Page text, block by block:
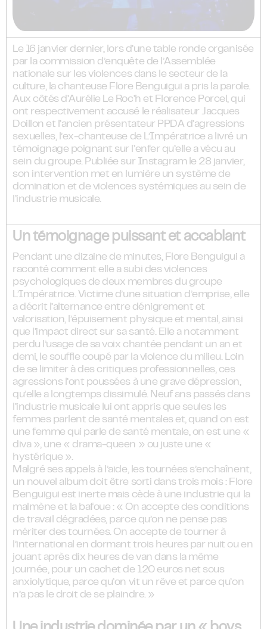
Le 16 janvier dernier, lors d’une table ronde organisée
par la commission d’enquête de l’Assemblée
nationale sur les violences dans le secteur de la
culture, la chanteuse Flore Benguigui a pris la parole.
Aux côtés d’Aurélie Le Roc’h et Florence Porcel, qui
ont respectivement accusé le réalisateur Jacques
Doillon et l’ancien présentateur PPDA d’agressions
sexuelles, l’ex-chanteuse de L’Impératrice a livré un
témoignage poignant sur l’enfer qu’elle a vécu au
sein du groupe. Publiée sur Instagram le 28 janvier,
son intervention met en lumière un système de
domination et de violences systémiques au sein de
l’industrie musicale.
Un témoignage puissant et accablant
Pendant une dizaine de minutes, Flore Benguigui a
raconté comment elle a subi des violences
psychologiques de deux membres du groupe
L’Impératrice. Victime d’une situation d’emprise, elle
a décrit l’alternance entre dénigrement et
valorisation, l’épuisement physique et mental, ainsi
que l’impact direct sur sa santé. Elle a notamment
perdu l’usage de sa voix chantée pendant un an et
demi, le souffle coupé par la violence du milieu. Loin
de se limiter à des critiques professionnelles, ces
agressions l’ont poussées à une grave dépression,
qu’elle a longtemps dissimulé. Neuf ans passés dans
l’industrie musicale lui ont appris que seules les
femmes parlent de santé mentales et, quand on est
une femme qui parle de santé mentale, on est une «
diva », une « drama-queen » ou juste une «
hystérique ».
Malgré ses appels à l’aide, les tournées s’enchaînent,
un nouvel album doit être sorti dans trois mois : Flore
Benguigui est inerte mais cède à une industrie qui la
malmène et la bafoue : « On accepte des conditions
de travail dégradées, parce qu’on ne pense pas
mériter des tournées. On accepte de tourner à
l’international en dormant trois heures par nuit ou en
jouant après dix heures de van dans la même
journée, pour un cachet de 120 euros net sous
anxiolytique, parce qu’on vit un rêve et parce qu’on
n’a pas le droit de se plaindre. »